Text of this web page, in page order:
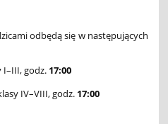
odbędą się w następujących
I–III, godz. 17:00
IV–VIII, godz. 17:00